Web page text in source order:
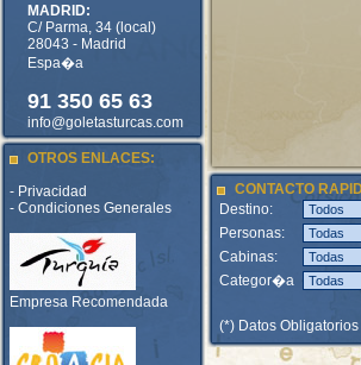
MADRID:
C/ Parma, 34 (local)
28043 - Madrid
Espa�a
91 350 65 63
info@goletasturcas.com
OTROS ENLACES:
- Privacidad
- Condiciones Generales
Empresa Recomendada
CONTACTO
Destino:
Personas:
Cabinas:
Categor�a
(*) Datos Obligatorios